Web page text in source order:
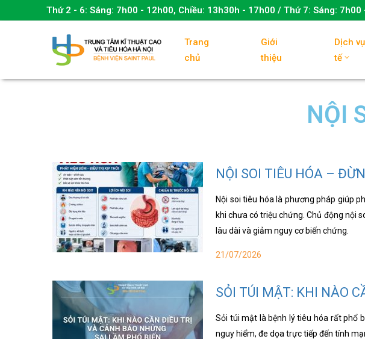
Thứ 2 - 6: Sáng: 7h00 - 12h00, Chiều: 13h30h - 17h00 / Thứ 7: Sáng: 7h00
Trang
chủ
Giới
thiệu
Dịch
tế
NỘI
NỘI SOI TIÊU HÓA –
Nội soi tiêu hóa là phương pháp giúp
khi chưa có triệu chứng. Chủ động nội
lâu dài và giảm nguy cơ biến chứng.
21/07/2026
SỎI TÚI MẬT: KHI NÀO
Sỏi túi mật là bệnh lý tiêu hóa rất phổ
nguy hiểm, đe dọa trực tiếp đến tính